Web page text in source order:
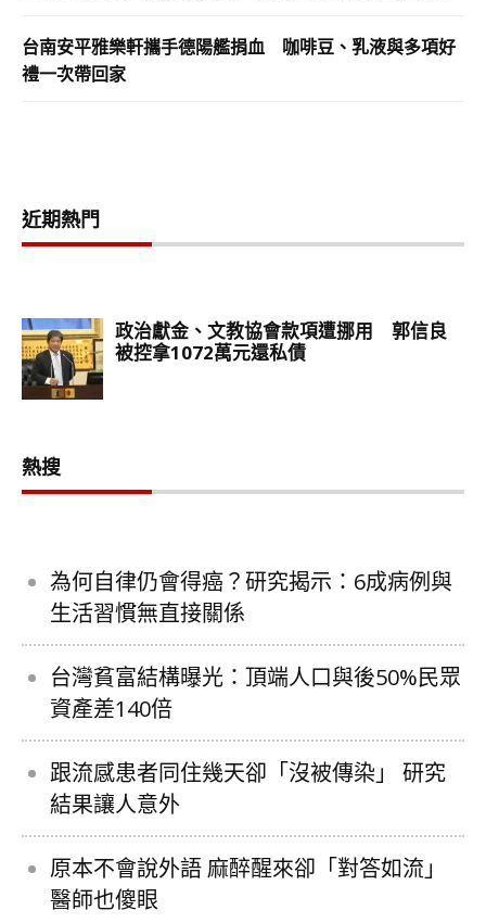
台南安平雅樂軒攜手德陽艦捐血 咖啡豆、乳液與多項好
禮一次帶回家
近期熱門
熱搜
為何自律仍會得癌？研究揭示：6成病例與
生活習慣無直接關係
台灣貧富結構曝光：頂端人口與後50%民眾
資產差140倍
跟流感患者同住幾天卻「沒被傳染」 研究
結果讓人意外
原本不會說外語 麻醉醒來卻「對答如流」
醫師也傻眼